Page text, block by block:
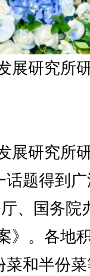
展研究所
展研究所
话题得到
、国务院
》。各地
菜和半份